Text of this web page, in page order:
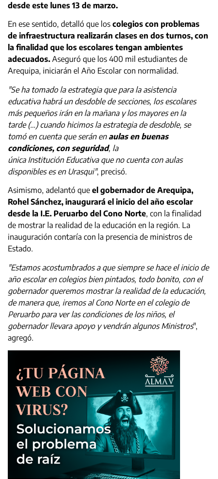
desde este lunes 13 de marzo.
En ese sentido, detalló que los colegios con problemas
de infraestructura realizarán clases en dos turnos, con
la finalidad que los escolares tengan ambientes
adecuados. Aseguró que los 400 mil estudiantes de
Arequipa, iniciarán el Año Escolar con normalidad.
"Se ha tomado la estrategia que para la asistencia
educativa habrá un desdoble de secciones, los escolares
más pequeños irán en la mañana y los mayores en la
tarde (…) cuando hicimos la estrategia de desdoble, se
tomó en cuenta que serán en aulas en buenas
condiciones, con seguridad, la
única Institución Educativa que no cuenta con aulas
disponibles es en Urasqui", precisó.
Asimismo, adelantó que el gobernador de Arequipa,
Rohel Sánchez, inaugurará el inicio del año escolar
desde la I.E. Peruarbo del Cono Norte, con la finalidad
de mostrar la realidad de la educación en la región. La
inauguración contaría con la presencia de ministros de
Estado.
"Estamos acostumbrados a que siempre se hace el inicio de
año escolar en colegios bien pintados, todo bonito, con el
gobernador queremos mostrar la realidad de la educación,
de manera que, iremos al Cono Norte en el colegio de
Peruarbo para ver las condiciones de los niños, el
gobernador llevara apoyo y vendrán algunos Ministros",
agregó.